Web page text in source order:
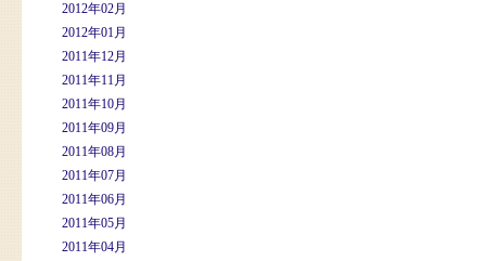
2012年02月
2012年01月
2011年12月
2011年11月
2011年10月
2011年09月
2011年08月
2011年07月
2011年06月
2011年05月
2011年04月